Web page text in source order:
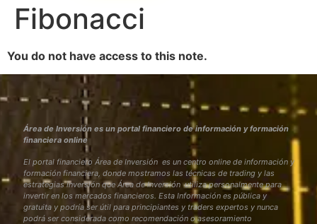
Fibonacci
You do not have access to this note.
Área de Inversión es un portal financiero de información y formación
financiera online
El portal financiero Área de Inversión es un centro online de información y
formación financiera, donde mostramos las técnicas de trading y las
estrategias inversión que Área de Inversión utiliza personalmente para
invertir en los mercados financieros. Esta Información es pública y
gratuita y podría ser útil para principiantes y traders expertos y nunca
podrá ser considerada como recomendación o asesoramiento